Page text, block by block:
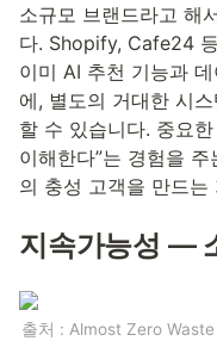
소규모 브랜드라고 해
다. Shopify, Cafe24
이미 AI 추천 기능과
에, 별도의 거대한 시
할 수 있습니다. 중요
이해한다”는 경험을
의 충성 고객을 만드는
지속가능성 —
출처 : Almost Zero